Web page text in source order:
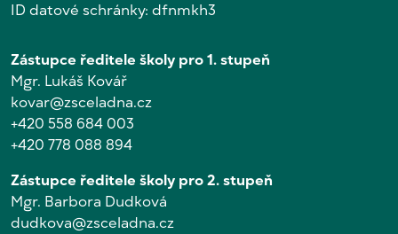
ID datové schránky: dfnmkh3
Zástupce ředitele školy pro 1. stupeň
Mgr. Lukáš Kovář
kovar@zsceladna.cz
+420 558 684 003
+420 778 088 894
Zástupce ředitele školy pro 2. stupeň
Mgr. Barbora Dudková
dudkova@zsceladna.cz